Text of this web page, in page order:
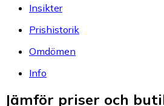
Insikter
Prishistorik
Omdömen
Info
Jämför priser och